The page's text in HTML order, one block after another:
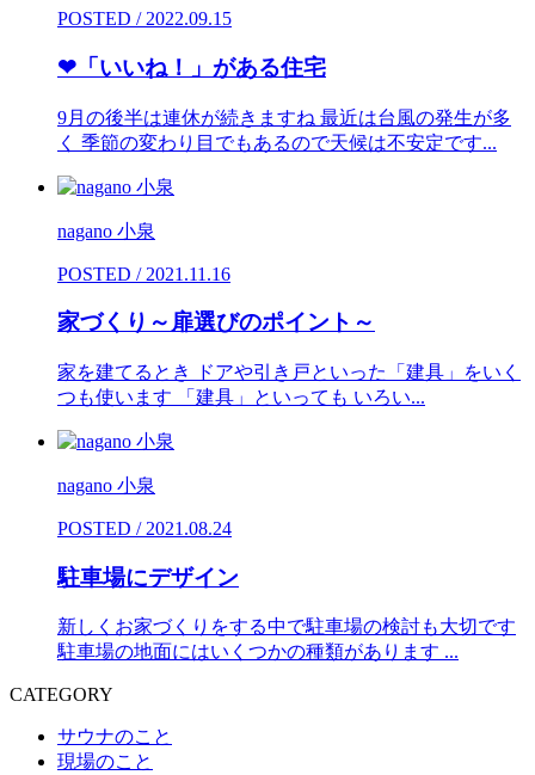
POSTED / 2022.09.15
❤「いいね！」がある住宅
9月の後半は連休が続きますね 最近は台風の発生が多
く 季節の変わり目でもあるので天候は不安定です...
nagano 小泉
POSTED / 2021.11.16
家づくり～扉選びのポイント～
家を建てるとき ドアや引き戸といった「建具」をいく
つも使います 「建具」といっても いろい...
nagano 小泉
POSTED / 2021.08.24
駐車場にデザイン
新しくお家づくりをする中で駐車場の検討も大切です
駐車場の地面にはいくつかの種類があります ...
CATEGORY
サウナのこと
現場のこと